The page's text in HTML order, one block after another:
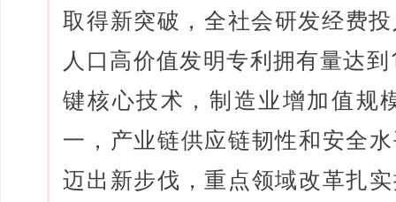
取得新突破，全社会研发经费
人口高价值发明专利拥有量达
键核心技术，制造业增加值规
一，产业链供应链韧性和安全
迈出新步伐，重点领域改革扎